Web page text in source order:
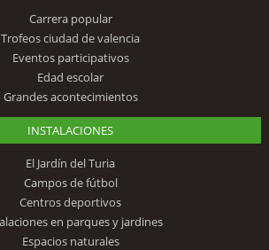
Carrera popular
Trofeos ciudad de valencia
Eventos participativos
Edad escolar
Grandes acontecimientos
INSTALACIONES
El Jardín del Turia
Campos de fútbol
Centros deportivos
en parques y jardines
Espacios naturales